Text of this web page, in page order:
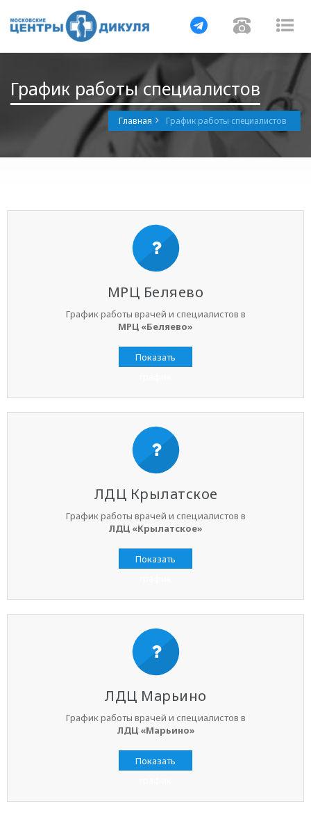
Навигация
График работы специалистов
Главная График работы специалистов
МРЦ Беляево
График работы врачей и специалистов в
МРЦ «Беляево»
Показать
ЛДЦ Крылатское
График работы врачей и специалистов в
ЛДЦ «Крылатское»
Показать
ЛДЦ Марьино
График работы врачей и специалистов в
ЛДЦ «Марьино»
Показать